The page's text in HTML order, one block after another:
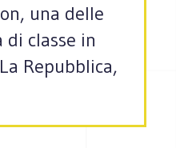
una delle
classe in
Repubblica,